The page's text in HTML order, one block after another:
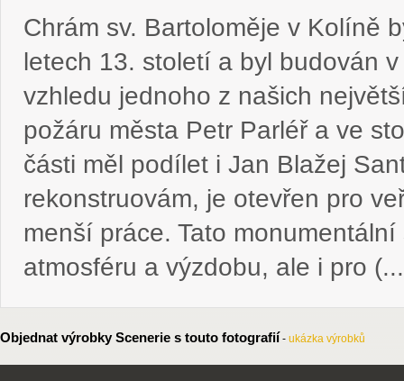
Chrám sv. Bartoloměje v Kolíně
letech 13. století a byl budován
vzhledu jednoho z našich
požáru města Petr Parléř a ve
části měl podílet i Jan Blažej
rekonstruovám, je otevřen pro
menší práce. Tato
atmosféru a výzdobu, ale i pro (...
Objednat výrobky Scenerie s touto fotografií - ukázka výrobků